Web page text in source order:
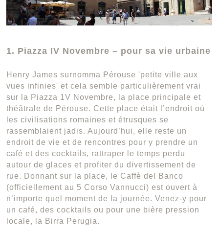
1. Piazza IV Novembre – pour sa vie urbaine
Henry James surnomma Pérouse 'petite ville aux
vues infinies' et cela semble particulièrement vrai
sur la Piazza 1V Novembre, la place principale et
théâtrale de Pérouse. Cette place était l’endroit où
les civilisations romaines et étrusques se
rassemblaient jadis. Aujourd’hui, elle reste un
endroit de vie et de rencontres pour y prendre un
café et des cocktails, rattraper le temps perdu
autour de glaces et profiter du divertissement de
rue. Donnant sur la place, le Caffè del Banco
(officiellement au 5 Corso Vannucci) est ouvert à
n’importe quel moment de la journée. Venez-y pour
un café, des cocktails ou pour une bière pression
locale, la Birra Perugia.